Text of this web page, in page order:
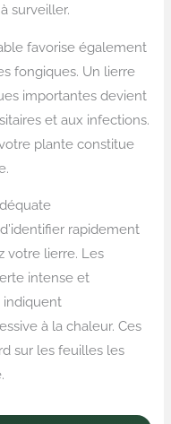
surveiller.
favorise également
fongiques. Un lierre
importantes devient
et aux infections.
plante constitue
rapidement
votre lierre. Les
intense et
indiquent
à la chaleur. Ces
sur les feuilles les